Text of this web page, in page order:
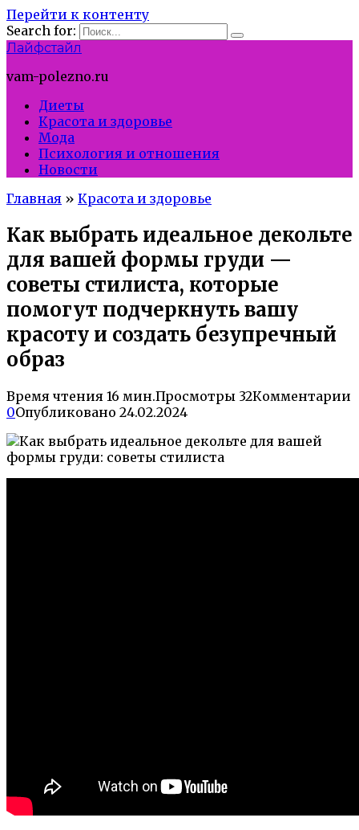
Перейти к контенту
Search for:
Лайфстайл
vam-polezno.ru
Диеты
Красота и здоровье
Мода
Психология и отношения
Новости
Главная » Красота и здоровье
Как выбрать идеальное декольте
для вашей формы груди —
советы стилиста, которые
помогут подчеркнуть вашу
красоту и создать безупречный
образ
Время чтения 16 мин.Просмотры 32Комментарии
0Опубликовано 24.02.2024